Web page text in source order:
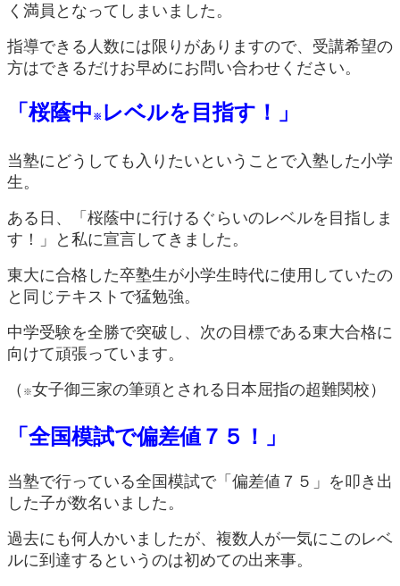
く満員となってしまいました。
指導できる人数には限りがありますので、受講希望の
方はできるだけお早めにお問い合わせください。
「桜蔭中 ※ レベルを目指す！」
当塾にどうしても入りたいということで入塾した小学
生。
ある日、「桜蔭中に行けるぐらいのレベルを目指しま
す！」と私に宣言してきました。
東大に合格した卒塾生が小学生時代に使用していたの
と同じテキストで猛勉強。
中学受験を全勝で突破し、次の目標である東大合格に
向けて頑張っています。
（ ※女子御三家の筆頭とされる日本屈指の超難関校）
「全国模試で偏差値７５！」
当塾で行っている全国模試で「偏差値７５」を叩き出
した子が数名いました。
過去にも何人かいましたが、複数人が一気にこのレベ
ルに到達するというのは初めての出来事。